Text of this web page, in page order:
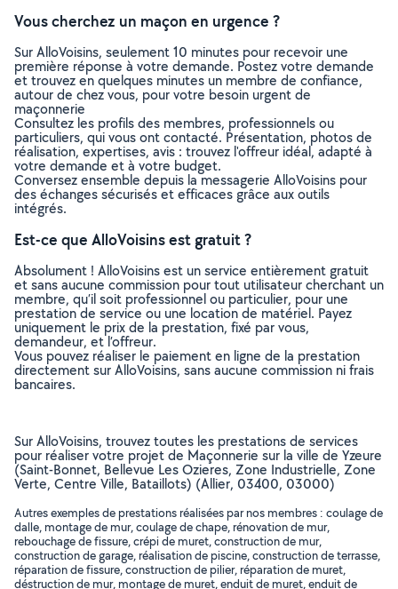
Vous cherchez un maçon en urgence ?
Sur AlloVoisins, seulement 10 minutes pour recevoir une
première réponse à votre demande. Postez votre demande
et trouvez en quelques minutes un membre de confiance,
autour de chez vous, pour votre besoin urgent de
maçonnerie
Consultez les profils des membres, professionnels ou
particuliers, qui vous ont contacté. Présentation, photos de
réalisation, expertises, avis : trouvez l'offreur idéal, adapté à
votre demande et à votre budget.
Conversez ensemble depuis la messagerie AlloVoisins pour
des échanges sécurisés et efficaces grâce aux outils
intégrés.
Est-ce que AlloVoisins est gratuit ?
Absolument ! AlloVoisins est un service entièrement gratuit
et sans aucune commission pour tout utilisateur cherchant un
membre, qu’il soit professionnel ou particulier, pour une
prestation de service ou une location de matériel. Payez
uniquement le prix de la prestation, fixé par vous,
demandeur, et l’offreur.
Vous pouvez réaliser le paiement en ligne de la prestation
directement sur AlloVoisins, sans aucune commission ni frais
bancaires.
Sur AlloVoisins, trouvez toutes les prestations de services
pour réaliser votre projet de Maçonnerie sur la ville de Yzeure
(Saint-Bonnet, Bellevue Les Ozieres, Zone Industrielle, Zone
Verte, Centre Ville, Bataillots) (Allier, 03400, 03000)
Autres exemples de prestations réalisées par nos membres : coulage de
dalle, montage de mur, coulage de chape, rénovation de mur,
rebouchage de fissure, crépi de muret, construction de mur,
construction de garage, réalisation de piscine, construction de terrasse,
réparation de fissure, construction de pilier, réparation de muret,
déstruction de mur, montage de muret, enduit de muret, enduit de